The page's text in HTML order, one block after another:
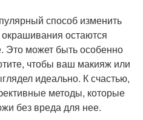
способ изменить
остаются
Это может быть особенно
чтобы ваш макияж или
идеально. К счастью,
методы, которые
без вреда для нее.